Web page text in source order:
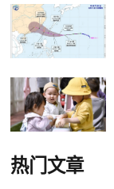
热门文章